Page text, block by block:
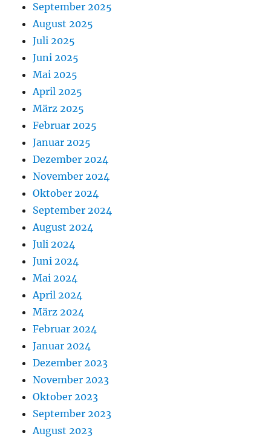
September 2025
August 2025
Juli 2025
Juni 2025
Mai 2025
April 2025
März 2025
Februar 2025
Januar 2025
Dezember 2024
November 2024
Oktober 2024
September 2024
August 2024
Juli 2024
Juni 2024
Mai 2024
April 2024
März 2024
Februar 2024
Januar 2024
Dezember 2023
November 2023
Oktober 2023
September 2023
August 2023